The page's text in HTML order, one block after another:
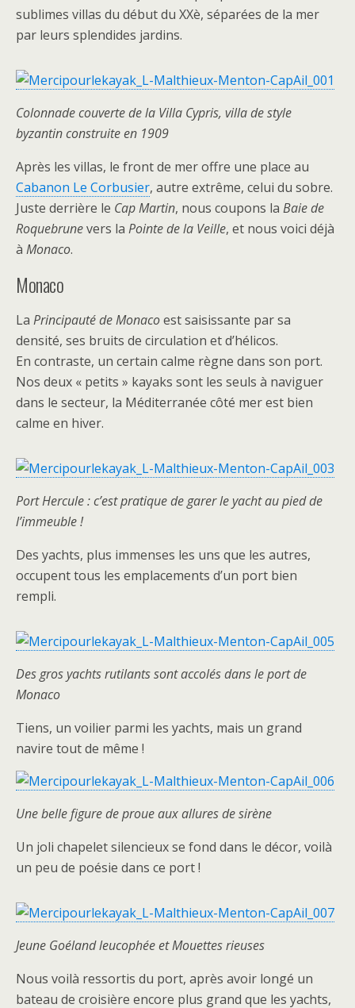
sublimes villas du début du XXè, séparées de la mer
par leurs splendides jardins.
Colonnade couverte de la Villa Cypris, villa de style
byzantin construite en 1909
Après les villas, le front de mer offre une place au
Cabanon Le Corbusier, autre extrême, celui du sobre.
Juste derrière le Cap Martin, nous coupons la Baie de
Roquebrunevers la Pointe de la Veille, et nous voici déjà
à Monaco.
Monaco
La Principauté de Monacoest saisissante par sa
densité, ses bruits de circulation et d’hélicos.
En contraste, un certain calme règne dans son port.
Nos deux « petits » kayaks sont les seuls à naviguer
dans le secteur, la Méditerranée côté mer est bien
calme en hiver.
PortHercule: c’est pratique de garer le yacht au pied de
l’immeuble !
Des yachts, plus immenses les uns que les autres,
occupent tous les emplacements d’un port bien
rempli.
Des gros yachts rutilants sont accolés dans le port de
Monaco
Tiens, un voilier parmi les yachts, mais un grand
navire tout de même !
Une belle figure de proue aux allures de sirène
Un joli chapelet silencieux se fond dans le décor, voilà
un peu de poésie dans ce port !
Jeune Goéland leucophée et Mouettes rieuses
Nous voilà ressortis du port, après avoir longé un
bateau de croisière encore plus grand que les yachts,